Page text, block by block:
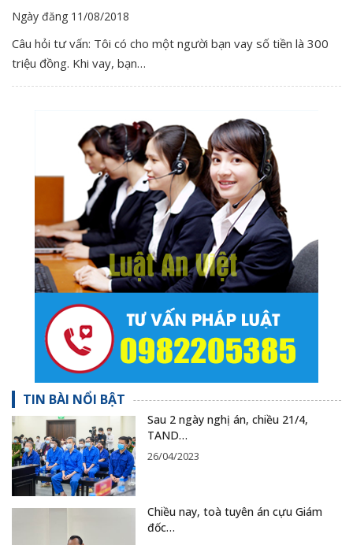
Ngày đăng 11/08/2018
Câu hỏi tư vấn: Tôi có cho một người bạn vay số tiền là 300
triệu đồng. Khi vay, bạn…
TIN BÀI NỔI BẬT
Sau 2 ngày nghị án, chiều 21/4,
TAND…
26/04/2023
Chiều nay, toà tuyên án cựu Giám
đốc…